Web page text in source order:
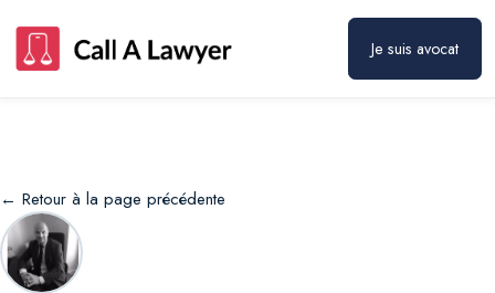
Je suis avocat
← Retour à la page précédente